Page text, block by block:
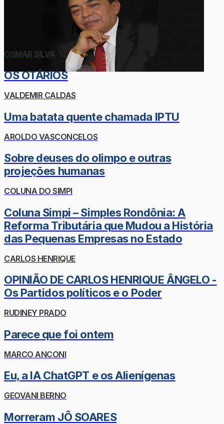
OSMAR SILVA
OS OTÁRIOS
VALDEMIR CALDAS
Uma batata quente chamada IPTU
AROLDO VASCONCELOS
Sobre deuses do olimpo e outras
projeções humanas
COLUNA DO SIMPI
Coluna Simpi – Simples Rondônia: A
Reforma Tributária que Mudou a História
das Pequenas Empresas no Estado
CARLOS HENRIQUE
OPINIÃO DE CARLOS HENRIQUE ÂNGELO -
Os Partidos políticos e o Poder
RUDINEY PRADO
Parece que foi ontem
MARCO ANCONI
Eu, a IA ChatGPT e os Alienígenas
GEOVANI BERNO
Morreram JÔ SOARES